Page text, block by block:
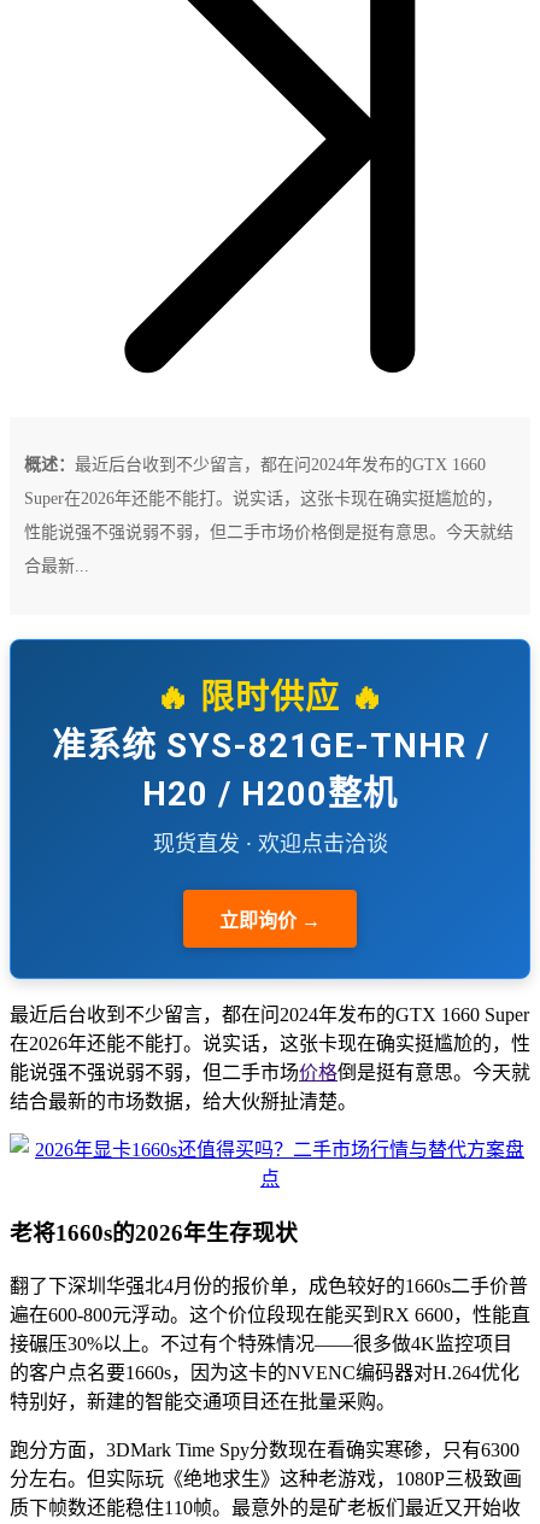
概述： 最近后台收到不少留言，都在问2024年发布的GTX 1660
Super在2026年还能不能打。说实话，这张卡现在确实挺尴尬的，
性能说强不强说弱不弱，但二手市场价格倒是挺有意思。今天就结
合最新...
🔥 限时供应 🔥
准系统 SYS-821GE-TNHR /
H20 / H200整机
现货直发 · 欢迎点击洽谈
立即询价 →
最近后台收到不少留言，都在问2024年发布的GTX 1660 Super
在2026年还能不能打。说实话，这张卡现在确实挺尴尬的，性
能说强不强说弱不弱，但二手市场价格倒是挺有意思。今天就
结合最新的市场数据，给大伙掰扯清楚。
老将1660s的2026年生存现状
翻了下深圳华强北4月份的报价单，成色较好的1660s二手价普
遍在600-800元浮动。这个价位段现在能买到RX 6600，性能直
接碾压30%以上。不过有个特殊情况——很多做4K监控项目
的客户点名要1660s，因为这卡的NVENC编码器对H.264优化
特别好，新建的智能交通项目还在批量采购。
跑分方面，3DMark Time Spy分数现在看确实寒碜，只有6300
分左右。但实际玩《绝地求生》这种老游戏，1080P三极致画
质下帧数还能稳住110帧。最意外的是矿老板们最近又开始收